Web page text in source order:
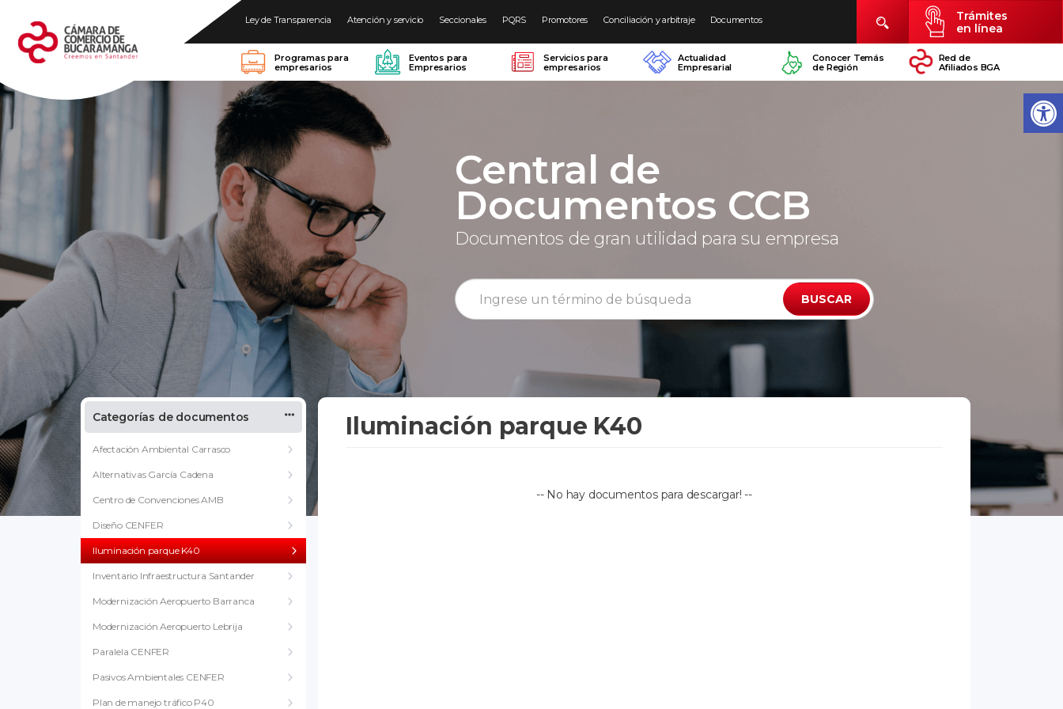
Ley de Transparencia Atención y servicio Seccionales PQRS Promotores Conciliación y arbitraje Documentos
Trámites
en línea
Programas para
empresarios
Eventos para
Empresarios
Servicios para
empresarios
Actualidad
Empresarial
Conocer Temás
de Región
Red de
Afiliados BGA
Central de
Documentos CCB
Documentos de gran utilidad para su empresa
BUSCAR
Categorías de documentos
Afectación Ambiental Carrasco
Alternativas García Cadena
Centro de Convenciones AMB
Diseño CENFER
Iluminación parque K40
Inventario Infraestructura Santander
Modernización Aeropuerto Barranca
Modernización Aeropuerto Lebrija
Paralela CENFER
Pasivos Ambientales CENFER
Plan de manejo tráfico P40
Iluminación parque K40
-- No hay documentos para descargar! --